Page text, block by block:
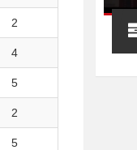
2
4
5
2
5